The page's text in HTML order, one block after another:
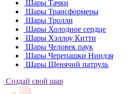
Шары Тачки
Шары Трансформеры
Шары Тролли
Шары Холодное сердце
Шары Хэллоу Китти
Шары Человек паук
Шары Черепашки Ниндзя
Шары Щенячий патруль
Создай свой шар